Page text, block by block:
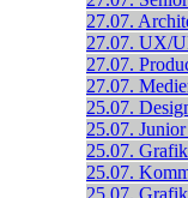
27.07.
27.07. UX/
27.07.
27.07.
25.07.
25.07.
25.07.
25.07.
25.07.